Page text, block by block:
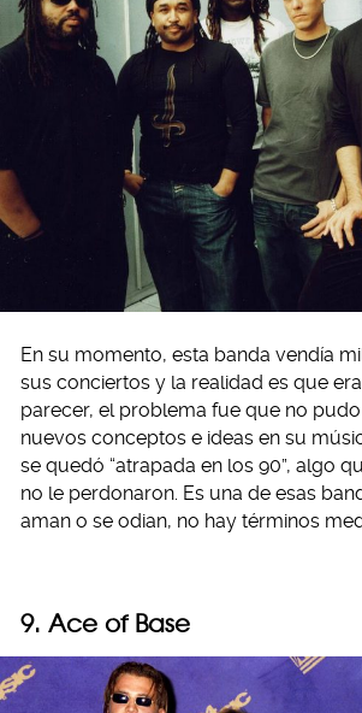
En su momento, esta banda vendía
sus conciertos y la realidad es que
parecer, el problema fue que no
nuevos conceptos e ideas en su
se quedó “atrapada en los 90”, algo
no le perdonaron. Es una de esas
aman o se odian, no hay términos
9. Ace of Base